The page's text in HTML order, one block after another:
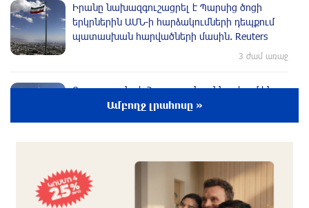
Իրանը նախազգուշացրել է Պարսից ծոցի
երկրներին ԱՄՆ-ի hարձակումների դեպքում
պատասխան hարվածների մասին. Reuters
3 ժամ առաջ
Ռուսաստանը և Հայաստանը քննարկում են
նոր դիվանագիտական
Ձեր օրոք uպառազինությունն ու ռшզմական
տեխնիկան մեծ քանակով որպես ավար
հանձնվել են թշնամուն, խnցվել․ դուք դեռ
Ամբողջ լրահոսը »